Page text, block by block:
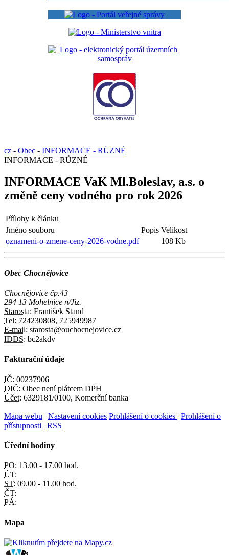
cz - Obec - INFORMACE - RŮZNÉ
INFORMACE - RŮZNÉ
INFORMACE VaK Ml.Boleslav, a.s. o
změně ceny vodného pro rok 2026
Přílohy k článku
Jméno souboru
Popis Velikost
oznameni-o-zmene-ceny-2026-vodne.pdf
108 Kb
Obec Chocnějovice
Chocnějovice čp.43
294 13 Mohelnice n/Jiz.
Starosta: František Stand
Tel: 724230808, 725949987
E-mail: starosta@ouchocnejovice.cz
IDDS: bc2akdv
Fakturační údaje
IČ: 00237906
DIČ: Obec není plátcem DPH
Účet: 6329181/0100, Komerční banka
Mapa webu | Nastavení cookies Prohlášení o cookies | Prohlášení o
přístupnosti | RSS
Úřední hodiny
PO: 13.00 - 17.00 hod.
ÚT:
ST: 09.00 - 11.00 hod.
ČT:
PÁ:
Mapa